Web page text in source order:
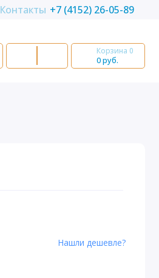
Контакты +7 (4152) 26-05-89
Корзина 0
0 руб.
Нашли дешевле?